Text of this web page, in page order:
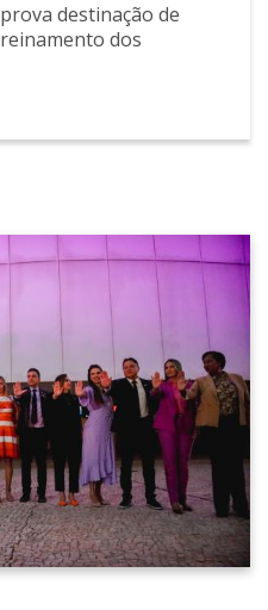
destinação de
dos